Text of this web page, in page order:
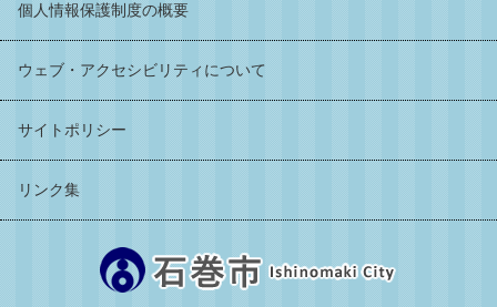
個人情報保護制度の概要
ウェブ・アクセシビリティについて
サイトポリシー
リンク集